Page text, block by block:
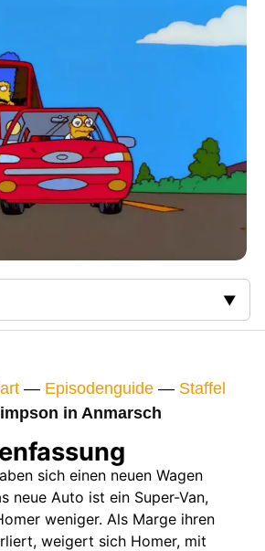
Folge
— Episodenguide — Staffel
in Anmarsch
sich einen neuen Wagen
neue Auto ist ein Super-Van,
weniger. Als Marge ihren
weigert sich Homer, mit